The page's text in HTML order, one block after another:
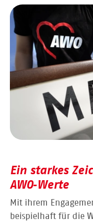
Ein starkes
AWO‑Werte
Mit ihrem
beispielhaft für die